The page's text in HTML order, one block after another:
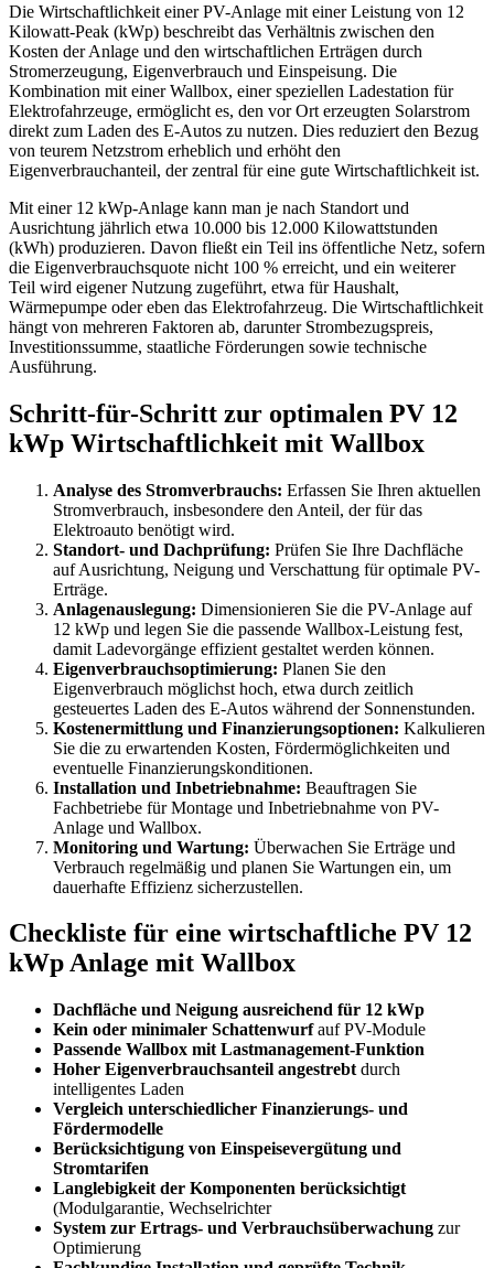
Die Wirtschaftlichkeit einer PV-Anlage mit einer Leistung von 12
Kilowatt-Peak (kWp) beschreibt das Verhältnis zwischen den
Kosten der Anlage und den wirtschaftlichen Erträgen durch
Stromerzeugung, Eigenverbrauch und Einspeisung. Die
Kombination mit einer Wallbox, einer speziellen Ladestation für
Elektrofahrzeuge, ermöglicht es, den vor Ort erzeugten Solarstrom
direkt zum Laden des E-Autos zu nutzen. Dies reduziert den Bezug
von teurem Netzstrom erheblich und erhöht den
Eigenverbrauchanteil, der zentral für eine gute Wirtschaftlichkeit ist.
Mit einer 12 kWp-Anlage kann man je nach Standort und
Ausrichtung jährlich etwa 10.000 bis 12.000 Kilowattstunden
(kWh) produzieren. Davon fließt ein Teil ins öffentliche Netz, sofern
die Eigenverbrauchsquote nicht 100 % erreicht, und ein weiterer
Teil wird eigener Nutzung zugeführt, etwa für Haushalt,
Wärmepumpe oder eben das Elektrofahrzeug. Die Wirtschaftlichkeit
hängt von mehreren Faktoren ab, darunter Strombezugspreis,
Investitionssumme, staatliche Förderungen sowie technische
Ausführung.
Schritt-für-Schritt zur optimalen PV 12
kWp Wirtschaftlichkeit mit Wallbox
Analyse des Stromverbrauchs: Erfassen Sie Ihren aktuellen
Stromverbrauch, insbesondere den Anteil, der für das
Elektroauto benötigt wird.
Standort- und Dachprüfung: Prüfen Sie Ihre Dachfläche
auf Ausrichtung, Neigung und Verschattung für optimale PV-
Erträge.
Anlagenauslegung: Dimensionieren Sie die PV-Anlage auf
12 kWp und legen Sie die passende Wallbox-Leistung fest,
damit Ladevorgänge effizient gestaltet werden können.
Eigenverbrauchsoptimierung: Planen Sie den
Eigenverbrauch möglichst hoch, etwa durch zeitlich
gesteuertes Laden des E-Autos während der Sonnenstunden.
Kostenermittlung und Finanzierungsoptionen: Kalkulieren
Sie die zu erwartenden Kosten, Fördermöglichkeiten und
eventuelle Finanzierungskonditionen.
Installation und Inbetriebnahme: Beauftragen Sie
Fachbetriebe für Montage und Inbetriebnahme von PV-
Anlage und Wallbox.
Monitoring und Wartung: Überwachen Sie Erträge und
Verbrauch regelmäßig und planen Sie Wartungen ein, um
dauerhafte Effizienz sicherzustellen.
Checkliste für eine wirtschaftliche PV 12
kWp Anlage mit Wallbox
Dachfläche und Neigung ausreichend für 12 kWp
Kein oder minimaler Schattenwurfauf PV-Module
Passende Wallbox mit Lastmanagement-Funktion
Hoher Eigenverbrauchsanteil angestrebt durch
intelligentes Laden
Vergleich unterschiedlicher Finanzierungs- und
Fördermodelle
Berücksichtigung von Einspeisevergütung und
Stromtarifen
Langlebigkeit der Komponenten berücksichtigt
(Modulgarantie, Wechselrichter
System zur Ertrags- und Verbrauchsüberwachung zur
Optimierung